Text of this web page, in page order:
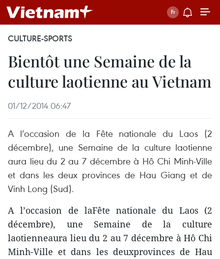
CULTURE-SPORTS
Bientôt une Semaine de la
culture laotienne au Vietnam
01/12/2014 06:47
A l’occasion de la Fête nationale du Laos (2
décembre), une Semaine de la culture laotienne
aura lieu du 2 au 7 décembre à Hô Chi Minh-Ville
et dans les deux provinces de Hau Giang et de
Vinh Long (Sud).
A l’occasion de laFête nationale du Laos (2
décembre), une Semaine de la culture
laotienneaura lieu du 2 au 7 décembre à Hô Chi
Minh-Ville et dans les deuxprovinces de Hau